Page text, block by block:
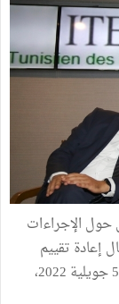
حول الإجراءات
إعادة تقييم
عقاراتها حسب قيمتها الحقيقية وذلك يوم الثلاثاء 5 جويلية 2022،